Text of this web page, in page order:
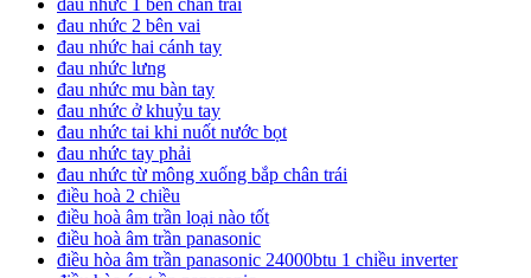
đau nhức 1 bên chân trái
đau nhức 2 bên vai
đau nhức hai cánh tay
đau nhức lưng
đau nhức mu bàn tay
đau nhức ở khuỷu tay
đau nhức tai khi nuốt nước bọt
đau nhức tay phải
đau nhức từ mông xuống bắp chân trái
điều hoà 2 chiều
điều hoà âm trần loại nào tốt
điều hoà âm trần panasonic
điều hòa âm trần panasonic 24000btu 1 chiều inverter